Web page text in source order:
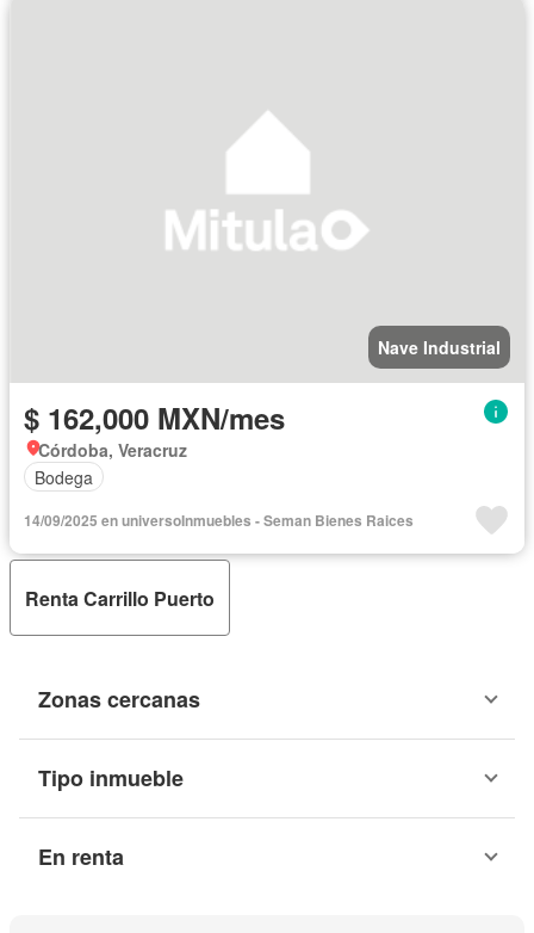
Nave Industrial
$ 162,000 MXN/mes
Córdoba, Veracruz
Bodega
14/09/2025 en universoInmuebles - Seman Bienes Raices
Renta Carrillo Puerto
Zonas cercanas
Tipo inmueble
En renta